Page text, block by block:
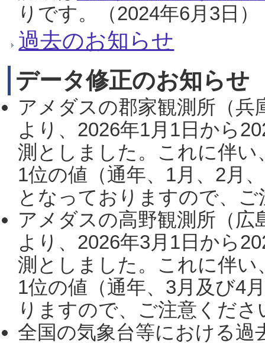
りです。（2024年6月3日）
過去のお知らせ
データ修正のお知らせ
アメダスの郡家観測所（
より、2026年1月1日から
測としました。これに伴い
1位の値（通年、1月、2月
となっておりますので、
アメダスの高野観測所（
より、2026年3月1日から
測としました。これに伴い
1位の値（通年、3月及び4
りますので、ご注意くだ
全国の気象台等における過